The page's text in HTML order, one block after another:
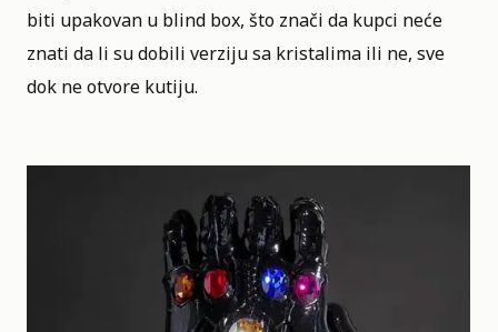
biti upakovan u blind box, što znači da kupci neće
znati da li su dobili verziju sa kristalima ili ne, sve
dok ne otvore kutiju.